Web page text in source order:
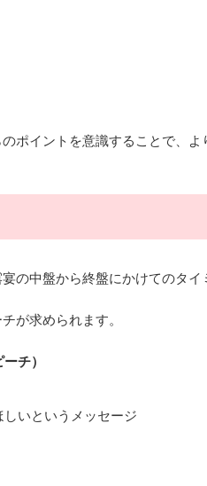
ポイントを意識することで、よ
の中盤から終盤にかけてのタイ
が求められます。
チ）
いというメッセージ